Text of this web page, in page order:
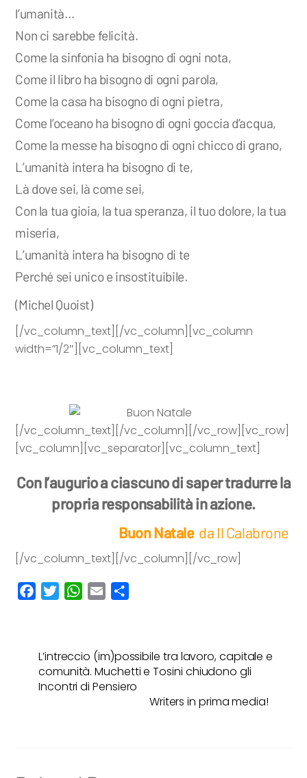
l’umanità…
Non ci sarebbe felicità.
Come la sinfonia ha bisogno di ogni nota,
Come il libro ha bisogno di ogni parola,
Come la casa ha bisogno di ogni pietra,
Come l’oceano ha bisogno di ogni goccia d’acqua,
Come la messe ha bisogno di ogni chicco di grano,
L’umanità intera ha bisogno di te,
Là dove sei, là come sei,
Con la tua gioia, la tua speranza, il tuo dolore, la tua
miseria,
L’umanità intera ha bisogno di te
Perché sei unico e insostituibile.
(Michel Quoist)
[/vc_column_text][/vc_column][vc_column
width=”1/2″][vc_column_text]
[/vc_column_text][/vc_column][/vc_row][vc_row]
[vc_column][vc_separator][vc_column_text]
Con l’augurio a ciascuno di saper tradurrela
propria responsabilità in azione.
Buon Natale da Il Calabrone
[/vc_column_text][/vc_column][/vc_row]
b
o
t
e
W
s
A
i
v
L’intreccio (im)possibile tra lavoro, capitale e
comunità. Muchetti e Tosini chiudono gli
Incontri di Pensiero
Writers in prima media!